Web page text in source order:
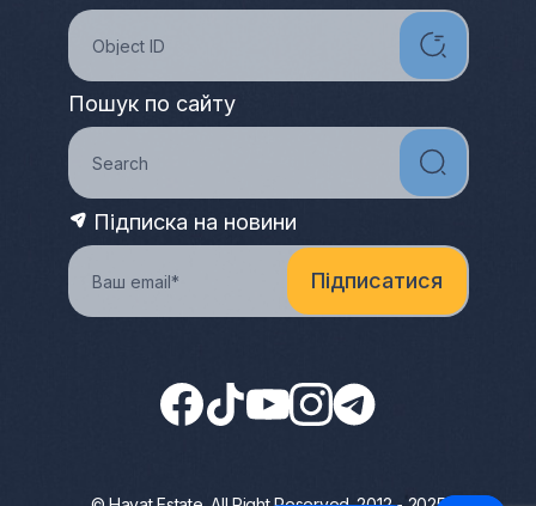
Пошук по сайту
Підписка на новини